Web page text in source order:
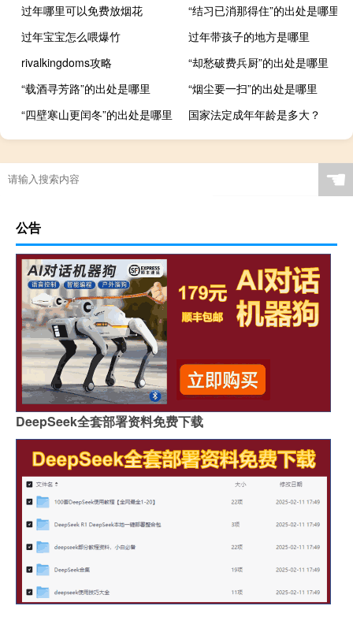
过年哪里可以免费放烟花
“结习已消那得住”的出处是哪里
过年宝宝怎么喂爆竹
过年带孩子的地方是哪里
rivalkingdoms攻略
“却愁破费兵厨”的出处是哪里
“载酒寻芳路”的出处是哪里
“烟尘要一扫”的出处是哪里
“四壁寒山更闰冬”的出处是哪里
国家法定成年年龄是多大？
☚
公告
DeepSeek全套部署资料免费下载